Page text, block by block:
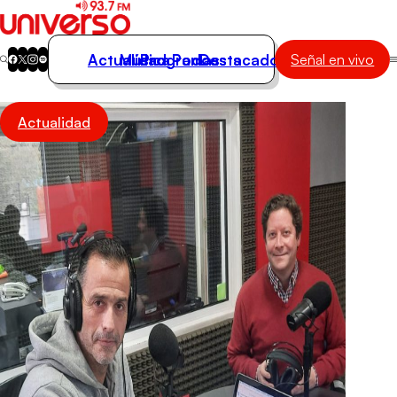
Actualidad
Música
Programas
Podcasts
Destacados
Actualidad
Música
Programas
Podcasts
Destacados Señal en vivo
Actualidad